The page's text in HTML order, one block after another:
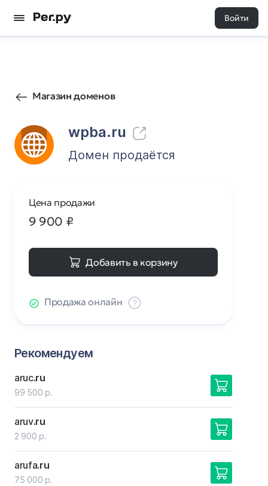
Войти
Магазин доменов
wpba.ru
4 0
Домен продаётся
Цена продажи
9 900 ₽
Добавить в корзину
Продажа онлайн
Рекомендуем
aruc.ru
99 500 р.
aruv.ru
2 900 р.
arufa.ru
75 000 р.